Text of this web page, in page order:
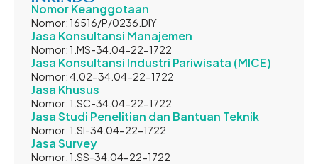
Nomor Keanggotaan
Nomor: 16516/P/0236.DIY
Jasa Konsultansi Manajemen
Nomor: 1.MS-34.04-22-1722
Jasa Konsultansi Industri Pariwisata (MICE)
Nomor: 4.02-34.04-22-1722
Jasa Khusus
Nomor: 1.SC-34.04-22-1722
Jasa Studi Penelitian dan Bantuan Teknik
Nomor: 1.SI-34.04-22-1722
Jasa Survey
Nomor: 1.SS-34.04-22-1722